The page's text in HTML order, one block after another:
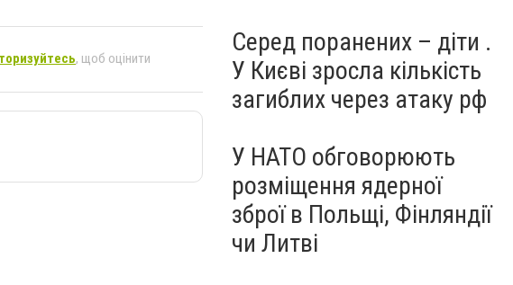
, щоб оцінити
Серед поранених – діти .
У Києві зросла кількість
загиблих через атаку рф
У НАТО обговорюють
розміщення ядерної
зброї в Польщі, Фінляндії
чи Литві